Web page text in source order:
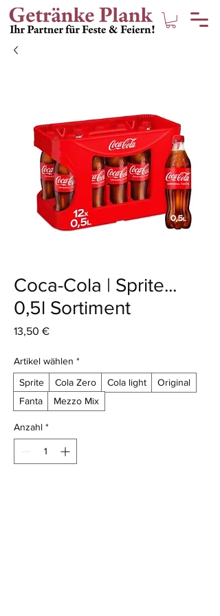
Coca-Cola | Sprite...
0,5l Sortiment
13,50 €Preis
Artikel wählen *
Sprite
Cola Zero Cola light
Original
Fanta
Mezzo Mix
Anzahl *